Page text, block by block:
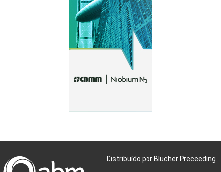
Distribuído por Blucher Preceeding